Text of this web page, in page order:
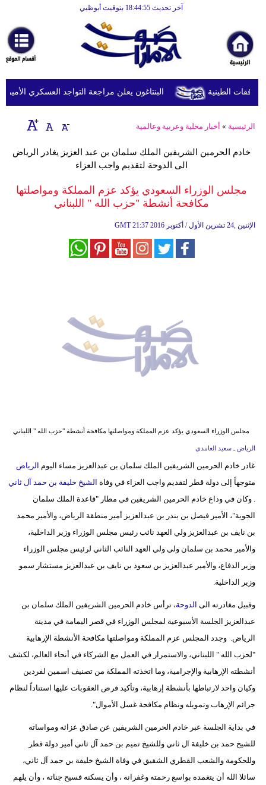
آخر تحديث 18:44:55 بتوقيت أبوظبي
أخبارعاجلة
رياضة
ثقافة
إقتصاد
وموسيقى
أزياء
أزياء
علوم
وتكنولوجيا
بيئة
أبراج
سيارات
البنتاغون يعلن مراجعة التواجد العسكري الأميركي
الرئيسية » أخبار محلية وعربية وعالمية
خادم الحرمين الشريفين الملك سلمان بن عبد العزيز يغادر الرياض
الى الدوحة لتقديم واجب العزاء
مجلس الوزراء السعودي يؤكد عزم المملكة ومواصلتها
مكافحة أنشطة "حزب الله " اللبناني
GMT 21:37 2016 الإثنين ,24 تشرين الأول / أكتوبر
مجلس الوزراء السعودي يؤكد عزم المملكة ومواصلتها مكافحة أنشطة "حزب الله " اللبناني
الرياض ـ سعيد الغامدي
غادر خادم الحرمين الشريفين الملك سلمان بن عبدالعزيز مساء اليوم الرياض
متوجهاً إلى دولة قطر لتقديم واجب العزاء في وفاة الشيخ خليفة بن حمد آل ثاني
. وكان في وداع خادم الحرمين الشريفين في مطار "قاعدة الملك سلمان
الجوية"، الأمير فيصل بن بندر بن عبدالعزيز أمير منطقة الرياض، والأمير محمد
بن نايف بن عبدالعزيز ولي العهد نائب رئيس مجلس الوزراء وزير الداخلية،
والأمير محمد بن سلمان ولي ولي العهد النائب الثاني لرئيس مجلس الوزراء
وزير الدفاع، والأمير عبدالعزيز بن سعود بن نايف بن عبدالعزيز مستشار سمو
وزير الداخلية.
وقبيل مغادرته الى الدوحة، ترأس خادم الحرمين الشريفين الملك سلمان بن
عبدالعزيز الجلسة الأسبوعية لمجلس الوزراء في قصر اليمامة في مدينة
الرياض. وجدد المجلس عزم المملكة ومواصلتها مكافحة الأنشطة الإرهابية
"لحزب الله " اللبناني، والاستمرار في العمل مع الشركاء في أنحاء العالم، لكشف
أنشطته الإرهابية والإجرامية، وما اتخذته المملكة من تصنيف اسمين لفردين
وكيان واحد لارتباطها بأنشطة إرهابية، وتأكيد فرض العقوبات عليها استناداً لنظام
جرائم الإرهاب وتمويله ونظام مكافحة غسل الأموال".
في بداية الجلسة عبر خادم الحرمين الشريفين عن صادق عزائه ومواساته
للشيخ حمد بن خليفة ال ثاني وللشيخ تميم بن حمد آل ثاني أمير دولة قطر
وللحكومة والشعب القطري الشقيق في وفاة الشيخ خليفة بن حمد آل ثاني،
سائلا الله أن يتغمده بواسع رحمته وغفرانه ، وأن يسكنه فسيح جناته ، وأن يلهم